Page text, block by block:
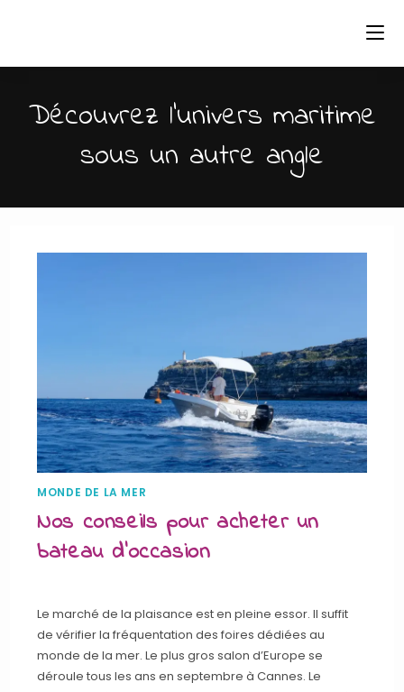
Découvrez l'univers maritime
sous un autre angle
MONDE DE LA MER
Nos conseils pour acheter un
bateau d’occasion
Le marché de la plaisance est en pleine essor. Il suffit
de vérifier la fréquentation des foires dédiées au
monde de la mer. Le plus gros salon d’Europe se
déroule tous les ans en septembre à Cannes. Le